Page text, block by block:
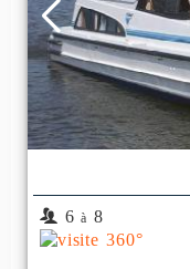
6 à 8